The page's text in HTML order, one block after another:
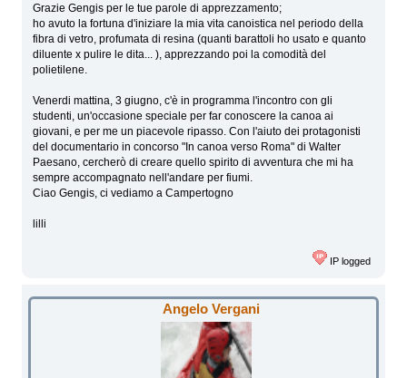
Grazie Gengis per le tue parole di apprezzamento;
ho avuto la fortuna d'iniziare la mia vita canoistica nel periodo della
fibra di vetro, profumata di resina (quanti barattoli ho usato e quanto
diluente x pulire le dita... ), apprezzando poi la comodità del
polietilene.
Venerdi mattina, 3 giugno, c'è in programma l'incontro con gli
studenti, un'occasione speciale per far conoscere la canoa ai
giovani, e per me un piacevole ripasso. Con l'aiuto dei protagonisti
del documentario in concorso "In canoa verso Roma" di Walter
Paesano, cercherò di creare quello spirito di avventura che mi ha
sempre accompagnato nell'andare per fiumi.
Ciao Gengis, ci vediamo a Campertogno
lilli
IP logged
Angelo Vergani